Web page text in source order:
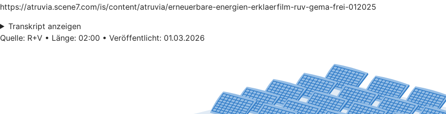
https://atruvia.scene7.com/is/content/atruvia/erneuerbare-energien-erklaerfilm-ruv-gema-frei-012025
Transkript anzeigen
Quelle: R+V • Länge: 02:00 • Veröffentlicht: 01.03.2026